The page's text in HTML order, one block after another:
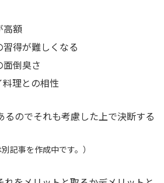
高額
得が難しくなる
倒臭さ
理との相性
るのでそれも考慮した上で決断する
記事を作成中です。）